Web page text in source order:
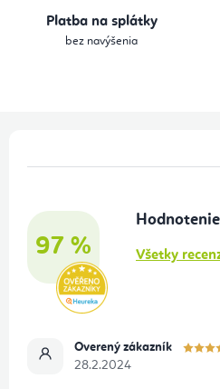
p
i
Platba na splátky
bez navýšenia
97 % Všetky
Overený zákazník
28.2.2024